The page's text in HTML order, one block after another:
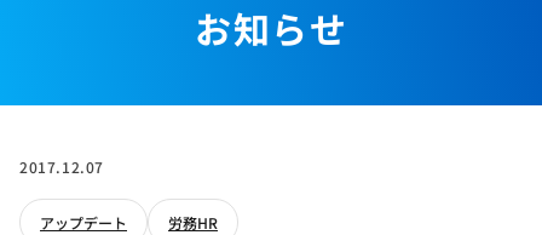
お知らせ
2017.12.07
アップデート 労務HR